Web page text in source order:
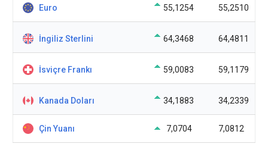
Euro 55,1254 55,2510
İngiliz Sterlini 64,3468 64,4811
İsviçre Frankı 59,0083 59,1179
Kanada Doları 34,1883 34,2339
Çin Yuanı 7,0704 7,0812